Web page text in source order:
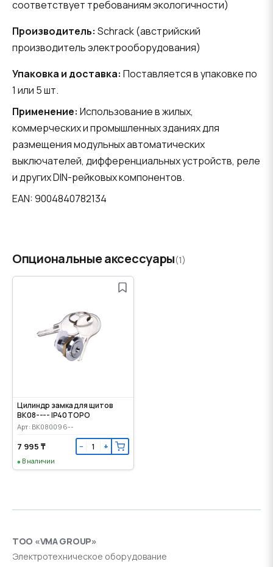
соответствует требованиям экологичности)
Производитель: Schrack (австрийский
производитель электрооборудования)
Упаковка и доставка: Поставляется в упаковке по
1 или 5 шт.
Применение: Использование в жилых,
коммерческих и промышленных зданиях для
размещения модульных автоматических
выключателей, дифференциальных устройств, реле
и других DIN-рейковых компонентов.
EAN: 9004840782134
Опциональные аксессуары(1)
Цилиндр замка для щитов
BK08---- IP40 TOPO
Арт: BK080096--
7 995 ₸ − +
В наличии
ТОО «VMA GROUP»
Электротехническое оборудование